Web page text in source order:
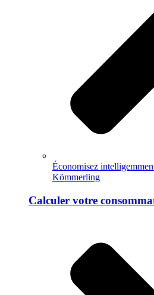
Économisez
Kömmerling
Calculer votre